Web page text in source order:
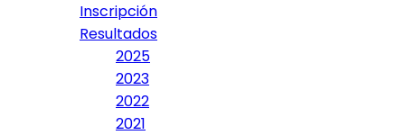
Inscripción
Resultados
2025
2023
2022
2021